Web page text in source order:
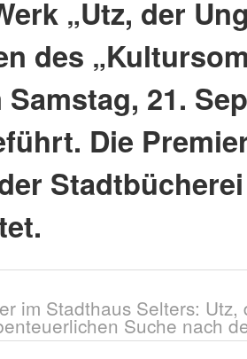
„Utz, der
des
Samstag, 21.
Die
im Stadthaus Selters:
Suche nach